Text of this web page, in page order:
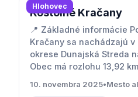
Hlohovec
Kostolné Kračany
📍 Základné informácie
Kračany sa nachádzajú v
okrese Dunajská Streda
Obec má rozlohu 13,92
10. novembra 2025•Mesto